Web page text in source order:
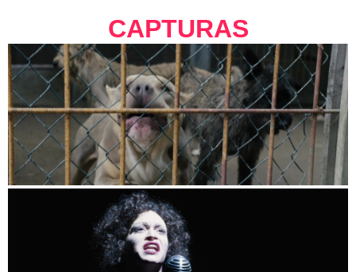
CAPTURAS